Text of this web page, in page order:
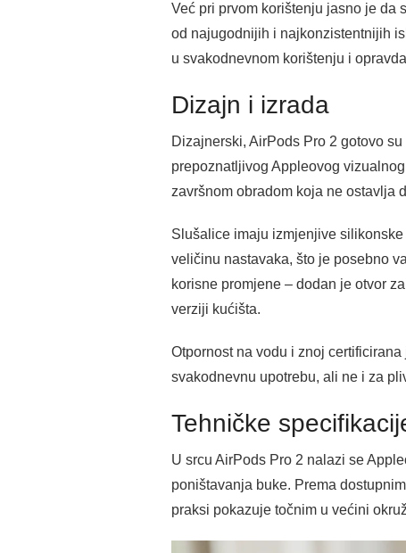
Već pri prvom korištenju jasno je da
od najugodnijih i najkonzistentnijih
u svakodnevnom korištenju i
Dizajn i izrada
Dizajnerski, AirPods Pro 2 gotovo
prepoznatljivog Appleovog
završnom obradom koja ne ostavlja
Slušalice imaju izmjenjive
veličinu nastavaka, što je posebno
korisne promjene – dodan je otvor
verziji kućišta.
Otpornost na vodu i znoj
svakodnevnu upotrebu, ali ne i za
Tehničke
U srcu AirPods Pro 2 nalazi se
poništavanja buke. Prema
praksi pokazuje točnim u većini